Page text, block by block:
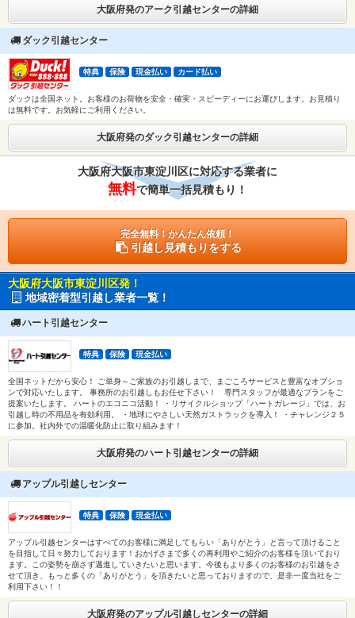
大阪府発のアーク引越センターの詳細
ダック引越センター
特典 保険 現金払い カード払い
ダックは全国ネット。お客様のお荷物を安全・確実・スピーディーにお運びします。お見積り
は無料です。お気軽にご利用ください。
大阪府発のダック引越センターの詳細
大阪府大阪市東淀川区に対応する業者に
無料で簡単一括見積もり！
完全無料！かんたん依頼！
引越し見積もりをする
大阪府大阪市東淀川区発！
地域密着型引越し業者一覧！
ハート引越センター
特典 保険 現金払い
全国ネットだから安心！ ご単身～ご家族のお引越しまで、まごころサービスと豊富なオプショ
ンで対応いたします。 事務所のお引越しもお任せ下さい！ 専門スタッフが最適なプランをご
提案いたします。 ハートのエコニコ活動！ ・リサイクルショップ「ハートガレージ」では、お
引越し時の不用品を有効利用。 ・地球にやさしい天然ガストラックを導入！ ・チャレンジ２５
に参加。社内外での温暖化防止に取り組みます！
大阪府発のハート引越センターの詳細
アップル引越しセンター
特典 保険 現金払い
アップル引越センターはすべてのお客様に満足してもらい「ありがとう」と言って頂けること
を目指して日々努力しております！おかげさまで多くの再利用やご紹介のお客様を頂いており
ます。この姿勢を崩さず邁進していきたいと思います。今後もより多くのお客様のお引越をさ
せて頂き、もっと多くの「ありがとう」を頂きたいと思っておりますので、是非一度当社をご
利用下さい！！
大阪府発のアップル引越しセンターの詳細